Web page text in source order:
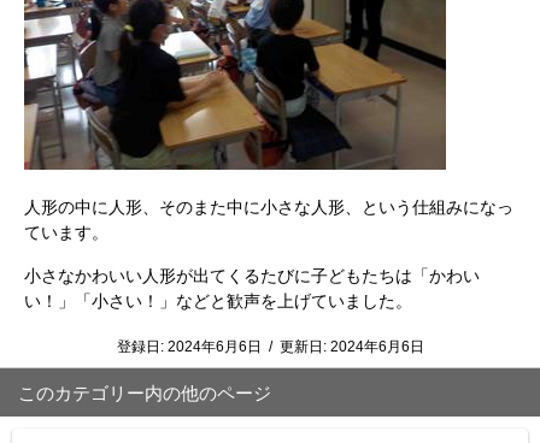
人形の中に人形、そのまた中に小さな人形、という仕組みになっ
ています。
小さなかわいい人形が出てくるたびに子どもたちは「かわい
い！」「小さい！」などと歓声を上げていました。
登録日: 2024年6月6日 / 更新日: 2024年6月6日
このカテゴリー内の他のページ